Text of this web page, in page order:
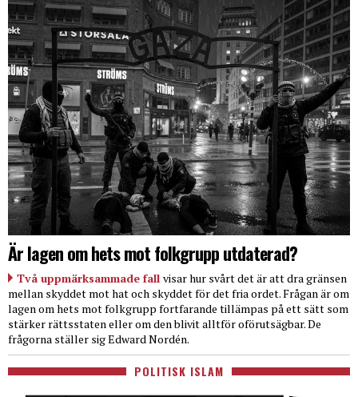
Är lagen om hets mot folkgrupp utdaterad?
Två uppmärksammade fall visar hur svårt det är att dra gränsen
mellan skyddet mot hat och skyddet för det fria ordet. Frågan är om
lagen om hets mot folkgrupp fortfarande tillämpas på ett sätt som
stärker rättsstaten eller om den blivit alltför oförutsägbar. De
frågorna ställer sig Edward Nordén.
POLITISK ISLAM